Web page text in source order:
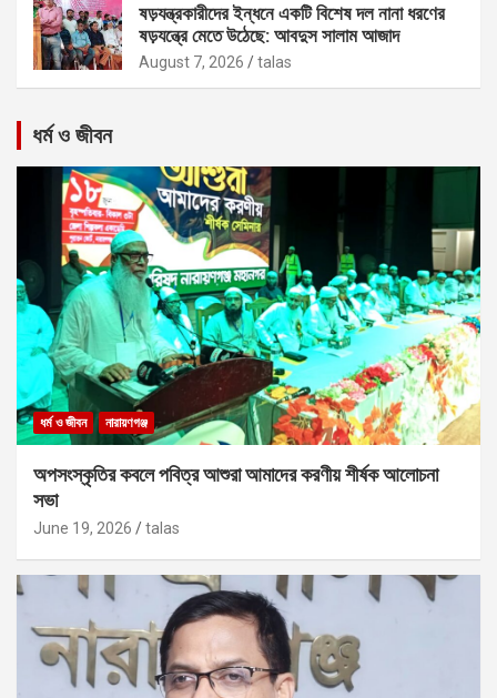
ষড়যন্ত্রকারীদের ইন্ধনে একটি বিশেষ দল নানা ধরণের
ষড়যন্ত্রে মেতে উঠেছে: আবদুস সালাম আজাদ
August 7, 2026 talas
ধর্ম ও জীবন
ধর্ম ও জীবন নারায়ণগঞ্জ
অপসংস্কৃতির কবলে পবিত্র আশুরা আমাদের করণীয় শীর্ষক আলোচনা
সভা
June 19, 2026 talas